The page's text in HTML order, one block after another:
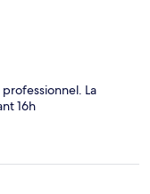
La
16h